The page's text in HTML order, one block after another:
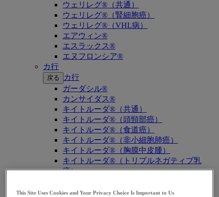
ウェリレグ®（共通）
ウェリレグ®（腎細胞癌）
ウェリレグ®（VHL病）
エアウィン®
エスラックス®
エヌフロンシア®
カ行
戻る
カ行
ガーダシル®
カンサイダス®
キイトルーダ®（共通）
キイトルーダ®（頭頸部癌）
キイトルーダ®（食道癌）
キイトルーダ®（非小細胞肺癌）
キイトルーダ®（胸膜中皮腫）
キイトルーダ®（トリプルネガティブ乳
癌）
キイトルーダ®（胆道癌）
This Site Uses Cookies and Your Privacy Choice Is Important to Us